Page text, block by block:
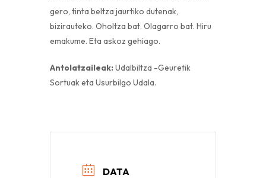
gero, tinta beltza jaurtiko dutenak,
bizirauteko. Oholtza bat. Olagarro bat. Hiru
emakume. Eta askoz gehiago.
Antolatzaileak:Udalbiltza -Geuretik
Sortuak eta Usurbilgo Udala.
DATA